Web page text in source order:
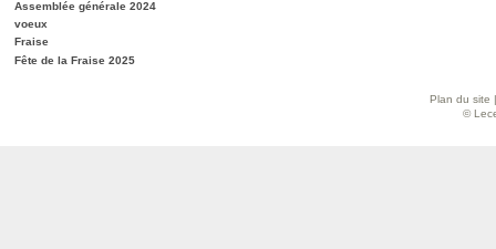
Assemblée générale 2024
voeux
Fraise
Fête de la Fraise 2025
Plan du site
©